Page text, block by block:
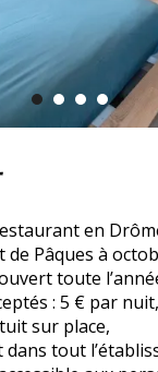
en
de Pâques à
toute
: 5 € par nuit,
sur place,
tout